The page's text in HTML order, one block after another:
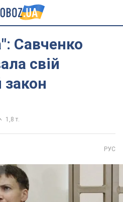
Савченко
свій
1,8 т.
РУС